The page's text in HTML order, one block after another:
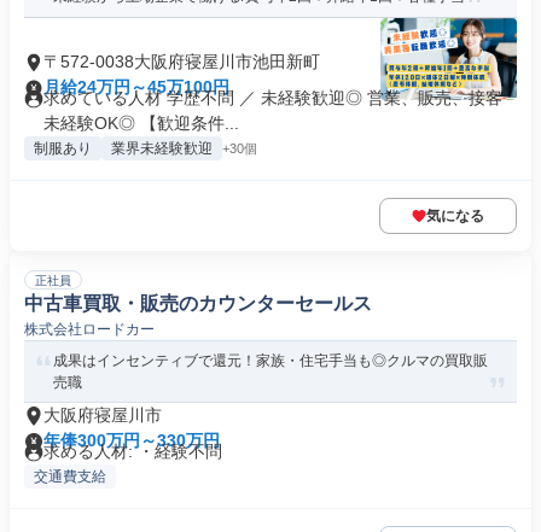
〒572-0038大阪府寝屋川市池田新町
月給24万円～45万100円
求めている人材 学歴不問 ／ 未経験歓迎◎ 営業、販売、接客
未経験OK◎ 【歓迎条件...
制服あり 業界未経験歓迎 +30個
気になる
正社員
中古車買取・販売のカウンターセールス
株式会社ロードカー
成果はインセンティブで還元！家族・住宅手当も◎クルマの買取販
売職
大阪府寝屋川市
年俸300万円～330万円
求める人材: ・経験不問
交通費支給